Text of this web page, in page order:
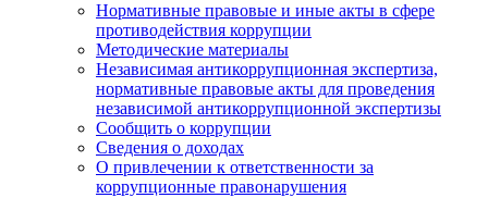
Нормативные правовые и иные акты в сфере
противодействия коррупции
Методические материалы
Независимая антикоррупционная экспертиза,
нормативные правовые акты для проведения
независимой антикоррупционной экспертизы
Сообщить о коррупции
Сведения о доходах
О привлечении к ответственности за
коррупционные правонарушения